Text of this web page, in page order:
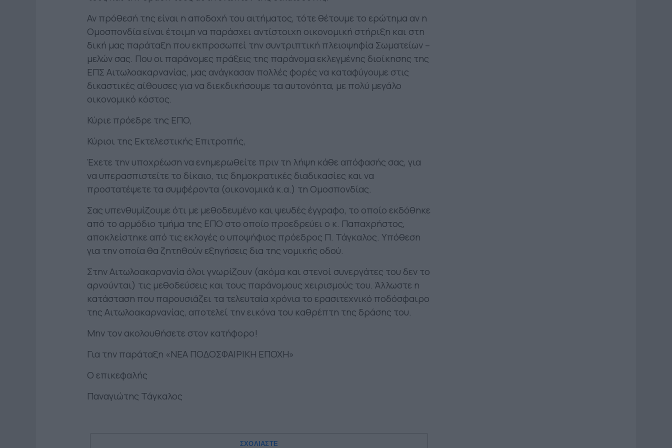
Αν πρόθεσή της είναι η αποδοχή του αιτήματος, τότε θέτουμε το ερώτημα αν η
Ομοσπονδία είναι έτοιμη να παράσχει αντίστοιχη οικονομική στήριξη και στη
δική μας παράταξη που εκπροσωπεί την συντριπτική πλειοψηφία Σωματείων –
μελών σας. Που οι παράνομες πράξεις της παράνομα εκλεγμένης διοίκησης της
ΕΠΣ Αιτωλοακαρνανίας, μας ανάγκασαν πολλές φορές να καταφύγουμε στις
δικαστικές αίθουσες για να διεκδικήσουμε τα αυτονόητα, με πολύ μεγάλο
οικονομικό κόστος.
Κύριε πρόεδρε της ΕΠΟ,
Κύριοι της Εκτελεστικής Επιτροπής,
Έχετε την υποχρέωση να ενημερωθείτε πριν τη λήψη κάθε απόφασής σας, για
να υπερασπιστείτε το δίκαιο, τις δημοκρατικές διαδικασίες και να
προστατέψετε τα συμφέροντα (οικονομικά κ.α.) τη Ομοσπονδίας.
Σας υπενθυμίζουμε ότι με μεθοδευμένο και ψευδές έγγραφο, το οποίο εκδόθηκε
από το αρμόδιο τμήμα της ΕΠΟ στο οποίο προεδρεύει ο κ. Παπαχρήστος,
αποκλείστηκε από τις εκλογές ο υποψήφιος πρόεδρος Π. Τάγκαλος. Υπόθεση
για την οποία θα ζητηθούν εξηγήσεις δια της νομικής οδού.
Στην Αιτωλοακαρνανία όλοι γνωρίζουν (ακόμα και στενοί συνεργάτες του δεν το
αρνούνται) τις μεθοδεύσεις και τους παράνομους χειρισμούς του. Άλλωστε η
κατάσταση που παρουσιάζει τα τελευταία χρόνια το ερασιτεχνικό ποδόσφαιρο
της Αιτωλοακαρνανίας, αποτελεί την εικόνα του καθρέπτη της δράσης του.
Μην τον ακολουθήσετε στον κατήφορο!
Για την παράταξη «ΝΕΑ ΠΟΔΟΣΦΑΙΡΙΚΗ ΕΠΟΧΗ»
Ο επικεφαλής
Παναγιώτης Τάγκαλος
ΣΧΟΛΙΑΣΤΕ